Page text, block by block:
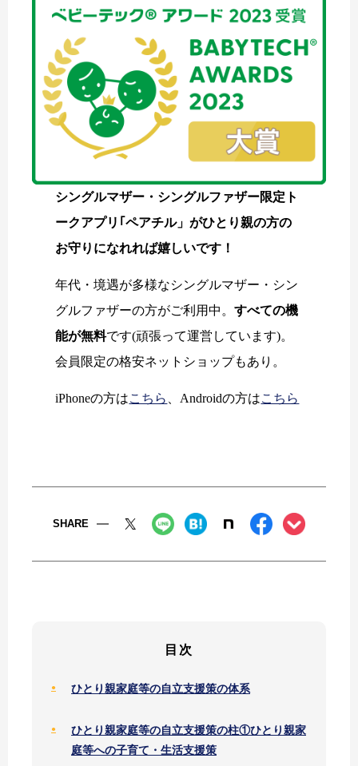
シングルマザー・シングルファザー限定ト
ークアプリ｢ペアチル」がひとり親の方の
お守りになれれば嬉しいです！
年代・境遇が多様なシングルマザー・シン
グルファザーの方がご利用中。すべての機
能が無料です(頑張って運営しています)。
会員限定の格安ネットショップもあり。
iPhoneの方はこちら 、Androidの方はこちら
SHARE
目次
ひとり親家庭等の自立支援策の体系
ひとり親家庭等の自立支援策の柱①ひとり親家
庭等への子育て・生活支援策